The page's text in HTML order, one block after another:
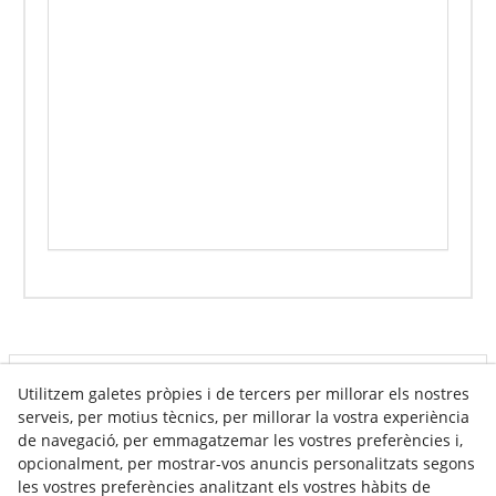
Info venda online
Contacte
Utilitzem galetes pròpies i de tercers per millorar els nostres
serveis, per motius tècnics, per millorar la vostra experiència
de navegació, per emmagatzemar les vostres preferències i,
opcionalment, per mostrar-vos anuncis personalitzats segons
les vostres preferències analitzant els vostres hàbits de